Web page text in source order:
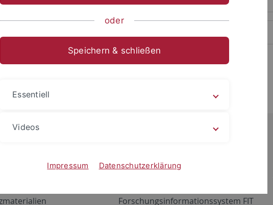
Netzwerk
ALMA
Forschungsinformationssystem FIT
oder
Speichern & schließen
Essentiell
Videos
Impressum Datenschutzerklärung